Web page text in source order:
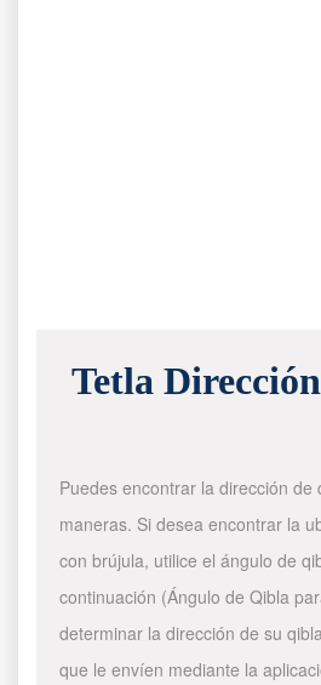
Tetla
Puedes encontrar la dirección de
maneras. Si desea encontrar la
con brújula, utilice el ángulo de
continuación (Ángulo de Qibla
determinar la dirección de su
que le envíen mediante la